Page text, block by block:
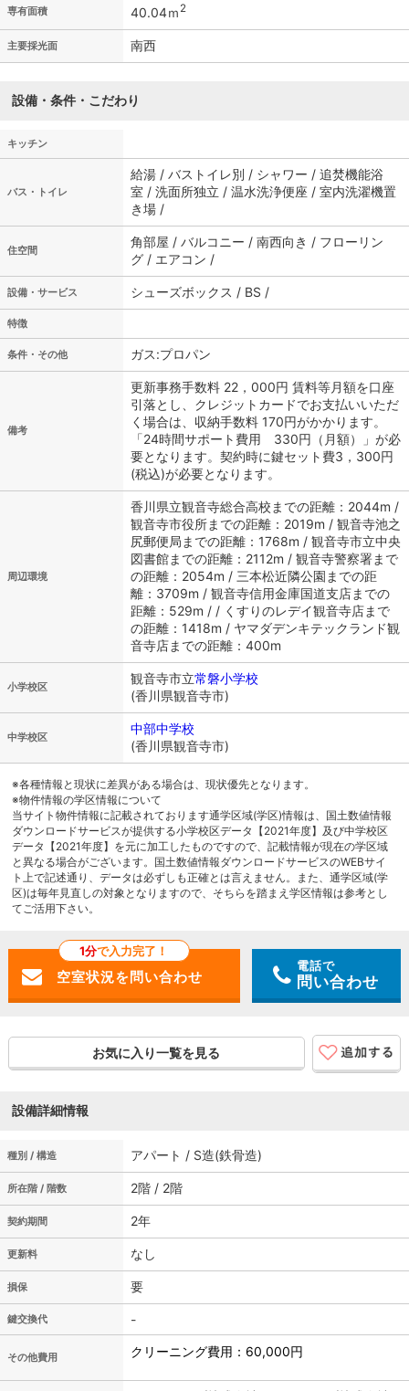
専有面積 40.04ｍ 2
主要採光面 南西
設備・条件・こだわり
キッチン
バス・トイレ
給湯 / バストイレ別 / シャワー / 追焚機能浴
室 / 洗面所独立 / 温水洗浄便座 / 室内洗濯機置
き場 /
住空間
角部屋 / バルコニー / 南西向き / フローリン
グ / エアコン /
設備・サービス シューズボックス / BS /
特徴
条件・その他 ガス:プロパン
備考
更新事務手数料 22，000円 賃料等月額を口座
引落とし、クレジットカードでお支払いいただ
く場合は、収納手数料 170円がかかります。
「24時間サポート費用 330円（月額）」が必
要となります。契約時に鍵セット費3，300円
(税込)が必要となります。
周辺環境
香川県立観音寺総合高校までの距離：2044m /
観音寺市役所までの距離：2019m / 観音寺池之
尻郵便局までの距離：1768m / 観音寺市立中央
図書館までの距離：2112m / 観音寺警察署まで
の距離：2054m / 三本松近隣公園までの距
離：3709m / 観音寺信用金庫国道支店までの
距離：529m / / くすりのレデイ観音寺店まで
の距離：1418m / ヤマダデンキテックランド観
音寺店までの距離：400m
小学校区
観音寺市立常磐小学校
(香川県観音寺市)
中学校区
中部中学校
(香川県観音寺市)
※各種情報と現状に差異がある場合は、現状優先となります。
※物件情報の学区情報について
当サイト物件情報に記載されております通学区域(学区)情報は、国土数値情報
ダウンロードサービスが提供する小学校区データ【2021年度】及び中学校区
データ【2021年度】を元に加工したものですので、記載情報が現在の学区域
と異なる場合がございます。国土数値情報ダウンロードサービスのWEBサイ
ト上で記述通り、データは必ずしも正確とは言えません。また、通学区域(学
区)は毎年見直しの対象となりますので、そちらを踏まえ学区情報は参考とし
てご活用下さい。
1分で入力完了！
電話で
問い合わせ
お気に入り一覧を見る
設備詳細情報
種別 / 構造 アパート / S造(鉄骨造)
所在階 / 階数 2階 / 2階
契約期間 2年
更新料 なし
損保 要
鍵交換代 -
その他費用 クリーニング費用：60,000円